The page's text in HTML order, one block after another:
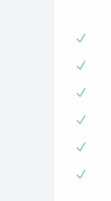
N
N
N
N
N
N